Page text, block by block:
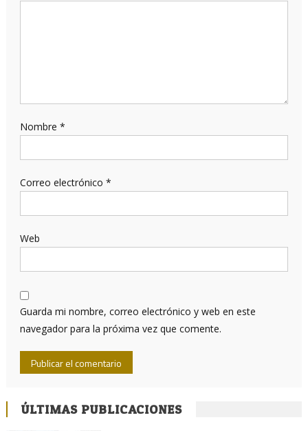
Nombre *
Correo electrónico *
Web
Guarda mi nombre, correo electrónico y web en este
navegador para la próxima vez que comente.
ÚLTIMAS PUBLICACIONES